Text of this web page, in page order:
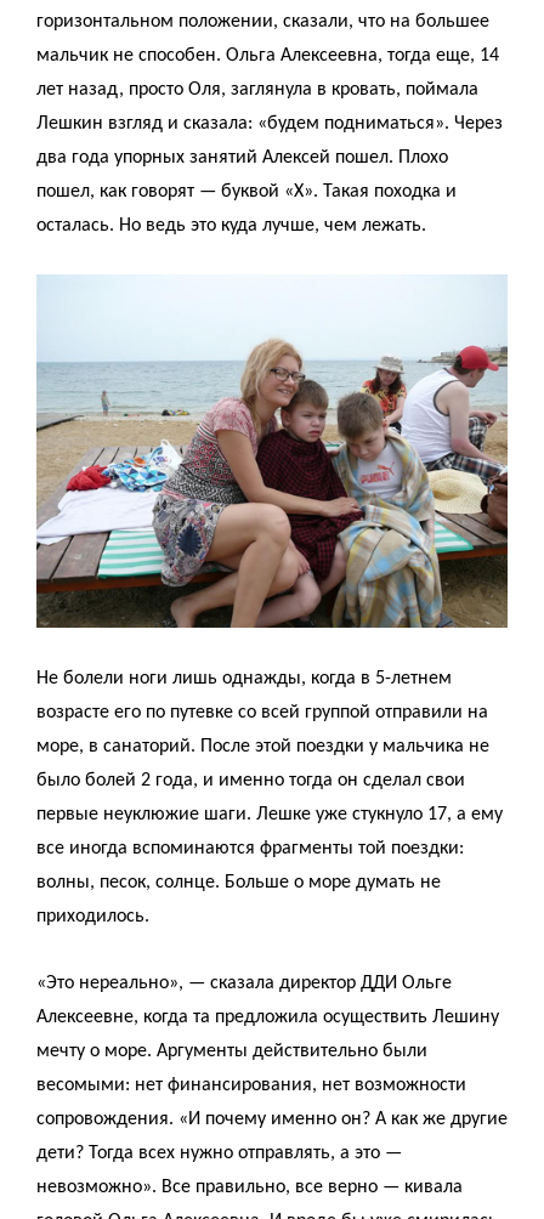
горизонтальном положении, сказали, что на большее
мальчик не способен. Ольга Алексеевна, тогда еще, 14
лет назад, просто Оля, заглянула в кровать, поймала
Лешкин взгляд и сказала: «будем подниматься». Через
два года упорных занятий Алексей пошел. Плохо
пошел, как говорят — буквой «Х». Такая походка и
осталась. Но ведь это куда лучше, чем лежать.
Не болели ноги лишь однажды, когда в 5-летнем
возрасте его по путевке со всей группой отправили на
море, в санаторий. После этой поездки у мальчика не
было болей 2 года, и именно тогда он сделал свои
первые неуклюжие шаги. Лешке уже стукнуло 17, а ему
все иногда вспоминаются фрагменты той поездки:
волны, песок, солнце. Больше о море думать не
приходилось.
«Это нереально», — сказала директор ДДИ Ольге
Алексеевне, когда та предложила осуществить Лешину
мечту о море. Аргументы действительно были
весомыми: нет финансирования, нет возможности
сопровождения. «И почему именно он? А как же другие
дети? Тогда всех нужно отправлять, а это —
невозможно». Все правильно, все верно — кивала